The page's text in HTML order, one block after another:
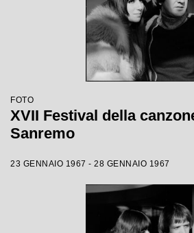
FOTO
XVII Festival della
Sanremo
23 GENNAIO 1967 - 28 GENNAIO 1967